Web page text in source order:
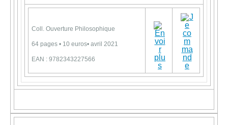
Coll. Ouverture Philosophique
64 pages • 10 euros• avril 2021
EAN : 9782343227566